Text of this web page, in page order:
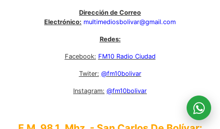
Dirección de Correo
Electrónico: multimediosbolivar@gmail.com
Redes:
Facebook: FM10 Radio Ciudad
Twiter: @fm10bolivar
Instagram: @fm10bolivar